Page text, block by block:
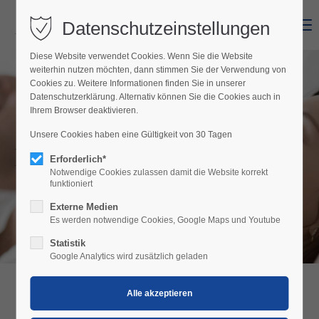
Menu
Hofgassenhaus LIMUN
HOFGASSENHAUS LIMUN
Datenschutzeinstellungen
Diese Website verwendet Cookies. Wenn Sie die Website
weiterhin nutzen möchten, dann stimmen Sie der Verwendung von
Cookies zu. Weitere Informationen finden Sie in unserer
Datenschutzerklärung. Alternativ können Sie die Cookies auch in
Ihrem Browser deaktivieren.
Unsere Cookies haben eine Gültigkeit von 30 Tagen
Erforderlich*
Notwendige Cookies zulassen damit die Website korrekt
funktioniert
Externe Medien
Es werden notwendige Cookies, Google Maps und Youtube
Statistik
Google Analytics wird zusätzlich geladen